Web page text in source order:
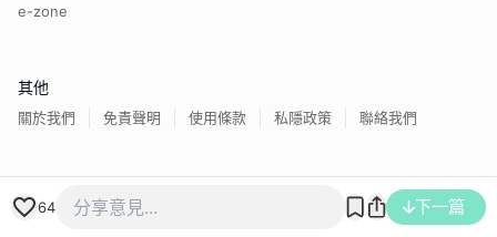
64 下一篇
e-zone
其他
關於我們 免責聲明 使用條款 私隱政策 聯絡我們
香港經濟日報版權所有©